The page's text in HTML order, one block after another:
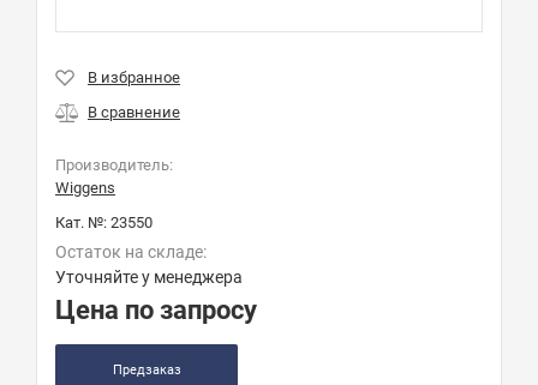
Производитель:
Wiggens
Кат. №: 23550
Остаток на складе:
Уточняйте у менеджера
Цена по запросу
Предзаказ